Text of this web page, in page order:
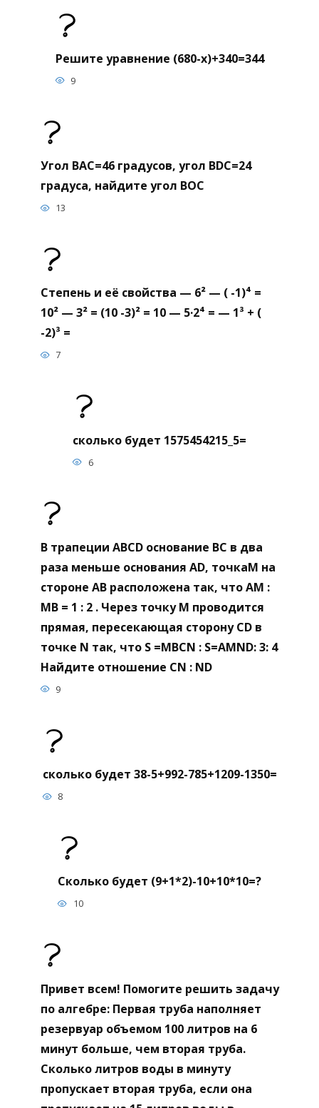
Решите уравнение (680-х)+340=344
9
Угол BAC=46 градусов, угол BDC=24
градуса, найдите угол BOC
13
Степень и её свойства — 6² — ( -1)⁴ =
10² — 3² = (10 -3)² = 10 — 5·2⁴ = — 1³ + (
-2)³ =
7
сколько будет 1575454215_5=
6
В трапеции ABCD основание BC в два
раза меньше основания AD, точкаM на
стороне AB расположена так, что AM :
МВ = 1 : 2 . Через точку M проводится
прямая, пересекающая сторону CD в
точке N так, что S =MBCN : S=AMND: 3: 4
Найдите отношение CN : ND
9
сколько будет 38-5+992-785+1209-1350=
8
Сколько будет (9+1*2)-10+10*10=?
10
Привет всем! Помогите решить задачу
по алгебре: Первая труба наполняет
резервуар объемом 100 литров на 6
минут больше, чем вторая труба.
Сколько литров воды в минуту
пропускает вторая труба, если она